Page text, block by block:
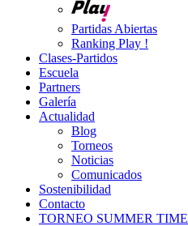
Partidas Abiertas
Ranking Play !
Clases-Partidos
Escuela
Partners
Galería
Actualidad
Blog
Torneos
Noticias
Comunicados
Sostenibilidad
Contacto
TORNEO SUMMER TIME